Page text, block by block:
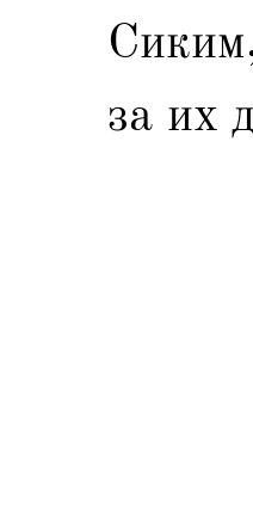
за их